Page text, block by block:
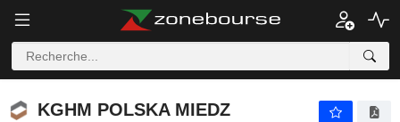
KGHM POLSKA MIEDZ
KGHM POLSKA MIEDZ